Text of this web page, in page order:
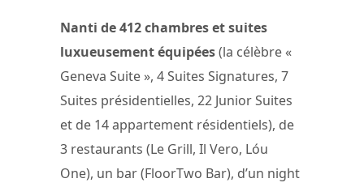
Nanti de 412 chambres et suites
luxueusement équipées(la célèbre «
Geneva Suite », 4 Suites Signatures, 7
Suites présidentielles, 22 Junior Suites
et de 14 appartement résidentiels), de
3 restaurants (Le Grill, Il Vero, Lóu
One), un bar (FloorTwo Bar), d’un night